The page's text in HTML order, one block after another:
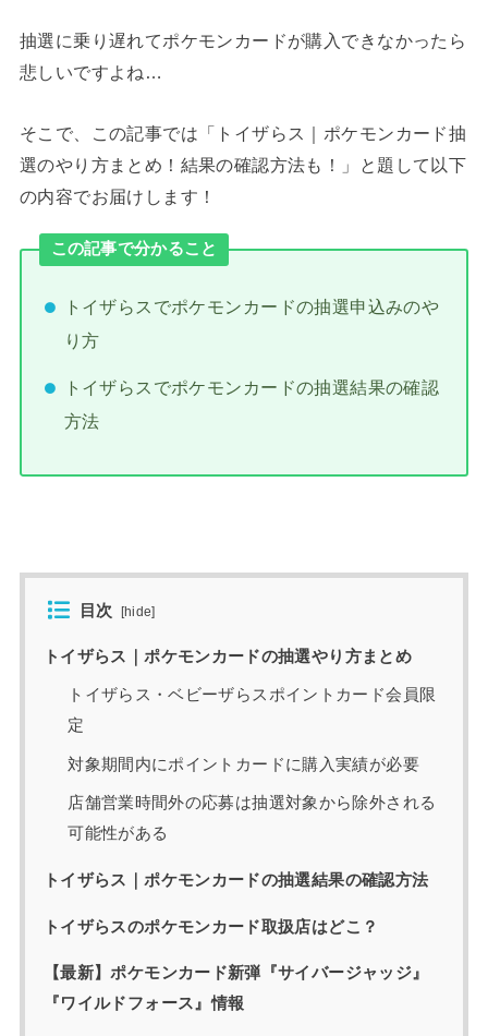
抽選に乗り遅れてポケモンカードが購入できなかったら
悲しいですよね…
そこで、この記事では「トイザらス｜ポケモンカード抽
選のやり方まとめ！結果の確認方法も！」と題して以下
の内容でお届けします！
この記事で分かること
トイザらスでポケモンカードの抽選申込みのや
り方
トイザらスでポケモンカードの抽選結果の確認
方法
目次 [hide]
トイザらス｜ポケモンカードの抽選やり方まとめ
トイザらス・ベビーザらスポイントカード会員限
定
対象期間内にポイントカードに購入実績が必要
店舗営業時間外の応募は抽選対象から除外される
可能性がある
トイザらス｜ポケモンカードの抽選結果の確認方法
トイザらスのポケモンカード取扱店はどこ？
【最新】ポケモンカード新弾『サイバージャッジ』
『ワイルドフォース』情報